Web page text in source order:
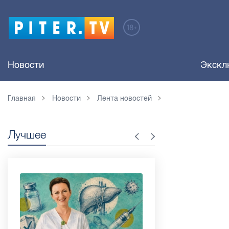
Новости
Главная Новости Лента новостей
Лучшее